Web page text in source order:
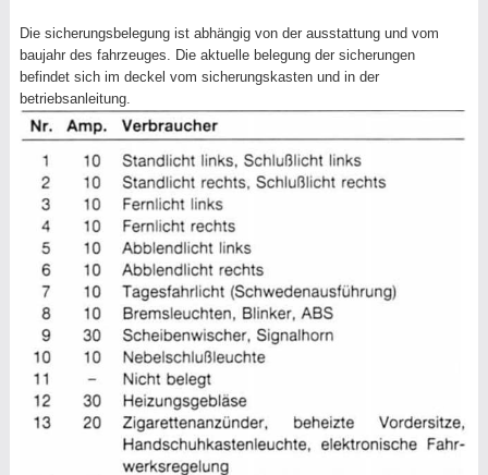
Die sicherungsbelegung ist abhängig von der ausstattung und vom
baujahr des fahrzeuges. Die aktuelle belegung der sicherungen
befindet sich im deckel vom sicherungskasten und in der
betriebsanleitung.